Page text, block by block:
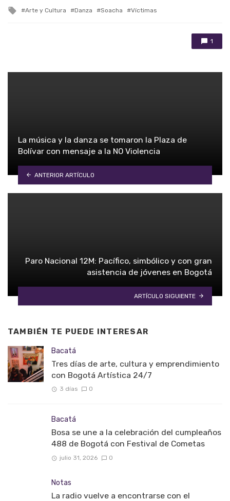
Tagged with
Arte y Cultura Danza Soacha Víctimas
1
La música y la danza se tomaron la Plaza de
Bolívar con mensaje a la NO Violencia
ANTERIOR ARTÍCULO
Paro Nacional 12M: Pacífico, simbólico y con gran
asistencia de jóvenes en Bogotá
ARTÍCULO SIGUIENTE
TAMBIÉN TE PUEDE INTERESAR
Bacatá
Tres días de arte, cultura y emprendimiento
con Bogotá Artística 24/7
3 días 0
Bacatá
Bosa se une a la celebración del cumpleaños
488 de Bogotá con Festival de Cometas
julio 31, 2026 0
Notas
La radio vuelve a encontrarse con el